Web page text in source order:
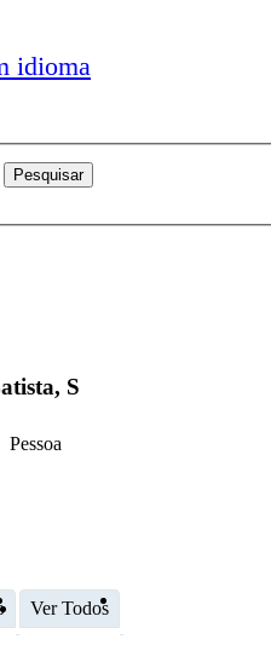
idioma
S
Pessoa
Ver Todos